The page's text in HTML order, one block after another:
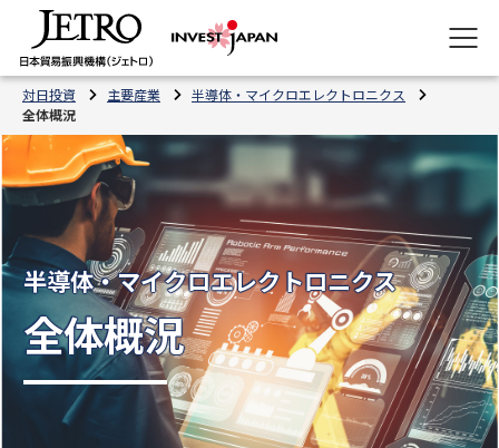
対日投資 主要産業
半導体・マイクロエレクトロニクス
全体概況
半導体・マイクロエレクトロニクス
全体概況